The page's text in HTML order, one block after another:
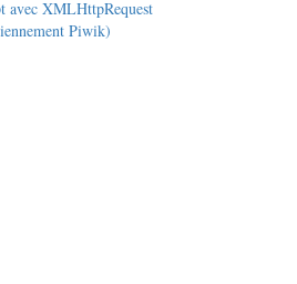
avec XMLHttpRequest
Piwik)